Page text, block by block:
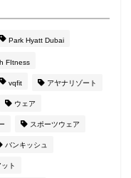
Park Hyatt Dubai
FItness
vqfit アヤナリゾート
ウェア
スポーツウェア
バンキッシュ
ト